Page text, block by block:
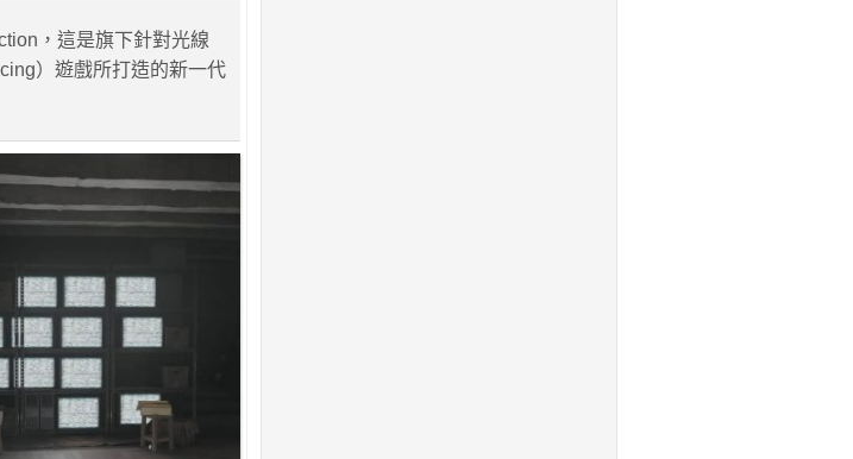
，這是旗下針對光線
）遊戲所打造的新一代